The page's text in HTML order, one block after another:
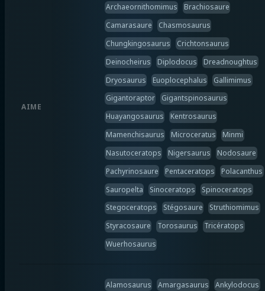
AIME
Archaeornithomimus
Brachiosaure
Camarasaure
Chasmosaurus
Chungkingosaurus
Crichtonsaurus
Deinocheirus
Diplodocus
Dreadnoughtus
Dryosaurus
Euoplocephalus
Gallimimus
Gigantoraptor
Gigantspinosaurus
Huayangosaurus
Kentrosaurus
Mamenchisaurus
Microceratus
Minmi
Nasutoceratops
Nigersaurus
Nodosaure
Pachyrinosaure
Pentaceratops
Polacanthus
Sauropelta
Sinoceratops
Spinoceratops
Stegoceratops
Stégosaure
Struthiomimus
Styracosaure
Torosaurus
Tricératops
Wuerhosaurus
Alamosaurus Amargasaurus
Ankylodocus